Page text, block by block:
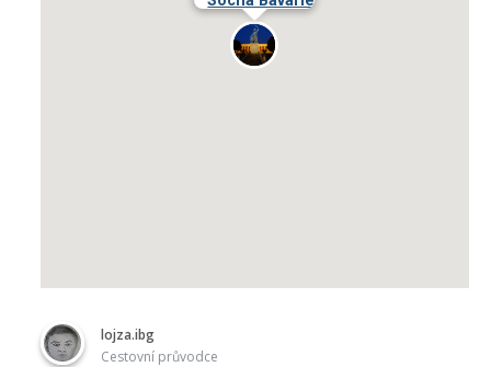
lojza.ibg
Cestovní průvodce